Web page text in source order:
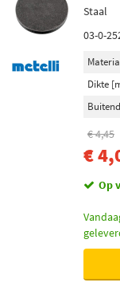
Staal
03-0-
Dikte
€ 4,45
€
Op